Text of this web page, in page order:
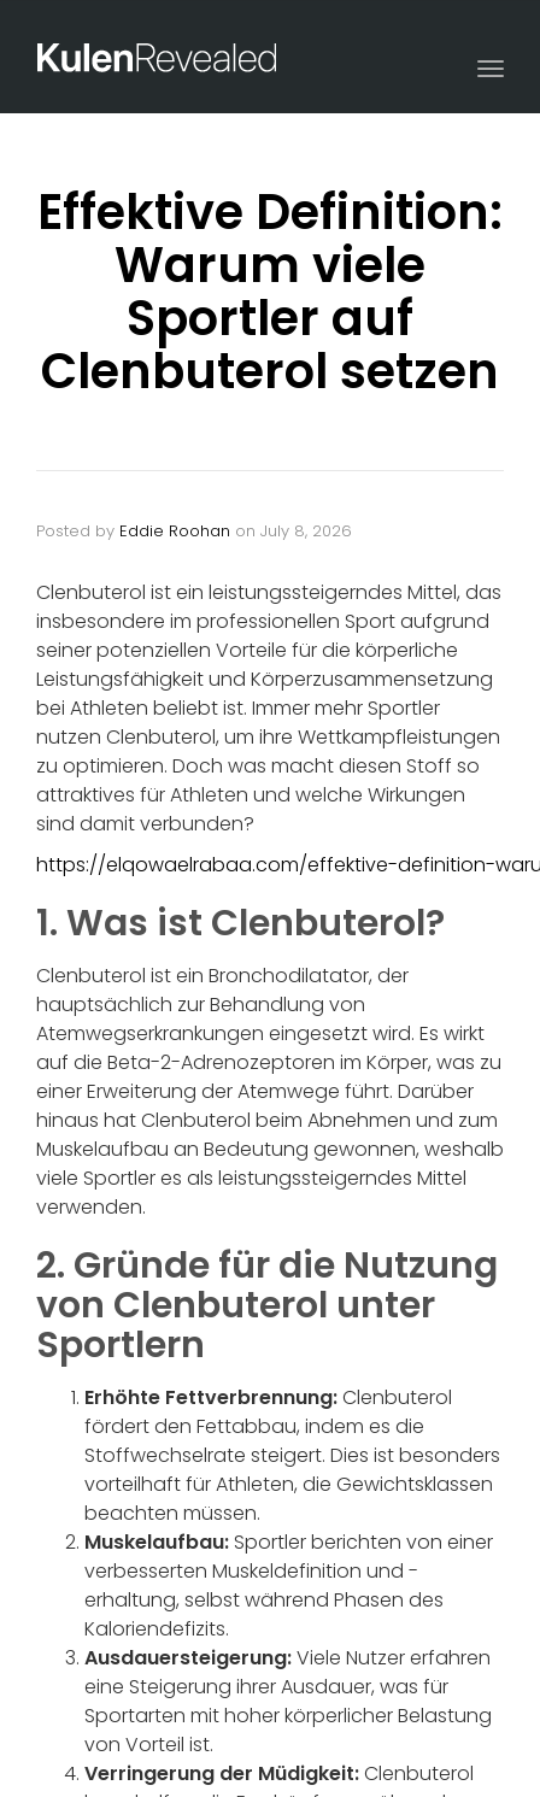
Effektive Definition:
Warum viele
Sportler auf
Clenbuterol setzen
Posted by Eddie Roohan on July 8, 2026
Clenbuterol ist ein leistungssteigerndes Mittel, das
insbesondere im professionellen Sport aufgrund
seiner potenziellen Vorteile für die körperliche
Leistungsfähigkeit und Körperzusammensetzung
bei Athleten beliebt ist. Immer mehr Sportler
nutzen Clenbuterol, um ihre Wettkampfleistungen
zu optimieren. Doch was macht diesen Stoff so
attraktives für Athleten und welche Wirkungen
sind damit verbunden?
https://elqowaelrabaa.com/effektive-definition-
1. Was ist Clenbuterol?
Clenbuterol ist ein Bronchodilatator, der
hauptsächlich zur Behandlung von
Atemwegserkrankungen eingesetzt wird. Es wirkt
auf die Beta-2-Adrenozeptoren im Körper, was zu
einer Erweiterung der Atemwege führt. Darüber
hinaus hat Clenbuterol beim Abnehmen und zum
Muskelaufbau an Bedeutung gewonnen, weshalb
viele Sportler es als leistungssteigerndes Mittel
verwenden.
2. Gründe für die Nutzung
von Clenbuterol unter
Sportlern
Erhöhte Fettverbrennung:Clenbuterol
fördert den Fettabbau, indem es die
Stoffwechselrate steigert. Dies ist besonders
vorteilhaft für Athleten, die Gewichtsklassen
beachten müssen.
Muskelaufbau: Sportler berichten von einer
verbesserten Muskeldefinition und -
erhaltung, selbst während Phasen des
Kaloriendefizits.
Ausdauersteigerung:Viele Nutzer erfahren
eine Steigerung ihrer Ausdauer, was für
Sportarten mit hoher körperlicher Belastung
von Vorteil ist.
Verringerung der Müdigkeit:Clenbuterol